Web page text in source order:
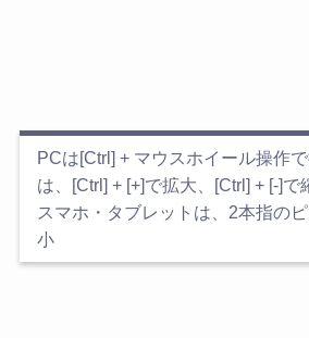
PCは[Ctrl] + マウスホイール操作
は、[Ctrl] + [+]で拡大、[Ctrl] + [-]で
スマホ・タブレットは、2本指の
小